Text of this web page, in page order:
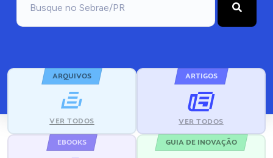
ARQUIVOS
VER TODOS
ARTIGOS
VER TODOS
EBOOKS GUIA DE INOVAÇÃO